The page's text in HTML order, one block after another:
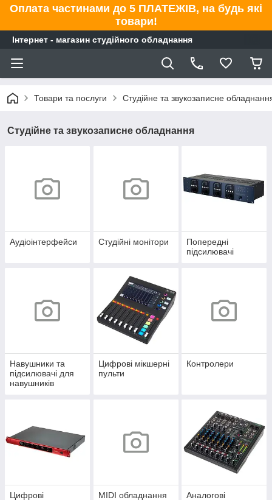
Оплата частинами до 5 ПЛАТЕЖІВ, на будь які
товари!
Інтернет - магазин студійного обладнання
Товари та послуги Студійне та звукозаписне
Студійне та звукозаписне обладнання
Аудіоінтерфейси Студійні монітори
Попередні
підсилювачі
Навушники та
підсилювачі для
навушників
Цифрові мікшерні
пульти
Контролери
Цифрові
MIDI обладнання
Аналогові